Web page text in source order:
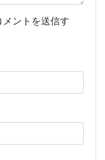
ントを送信す